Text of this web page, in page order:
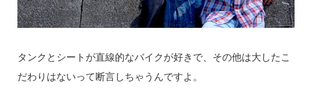
タンクとシートが直線的なバイクが好きで、その他は大したこ
だわりはないって断言しちゃうんですよ。